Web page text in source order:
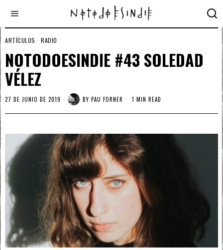
ARTÍCULOS · RADIO
NOTODOESINDIE #43 SOLEDAD
VÉLEZ
27 DE JUNIO DE 2019 BY PAU FORNER 1 MIN READ